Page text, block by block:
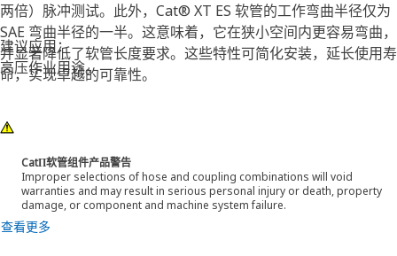
两倍）脉冲测试。此外，Cat® XT ES 软管的工作弯曲半径仅为
SAE 弯曲半径的一半。这意味着，它在狭小空间内更容易弯曲，
并显著降低了软管长度要求。这些特性可简化安装，延长使用寿
命，实现卓越的可靠性。
建议应用：
高压作业用途。
CatΠ软管组件产品警告
Improper selections of hose and coupling combinations will void
warranties and may result in serious personal injury or death, property
damage, or component and machine system failure.
查看更多